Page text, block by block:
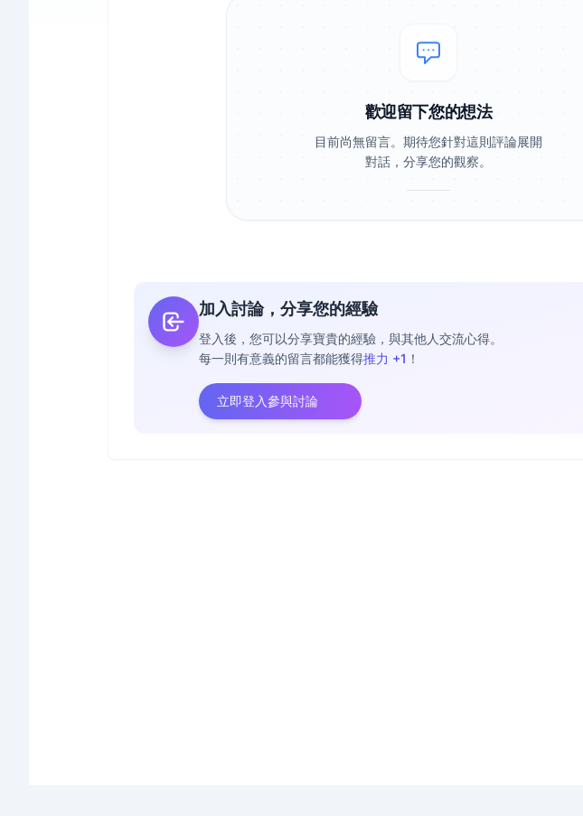
歡迎留下您的想法
目前尚無留言。期待您針對這則評論展開
對話，分享您的觀察。
加入討論，分享您的經驗
登入後，您可以分享寶貴的經驗，與其他人交流心得。
每一則有意義的留言都能獲得推力 +1 ！
立即登入參與討論